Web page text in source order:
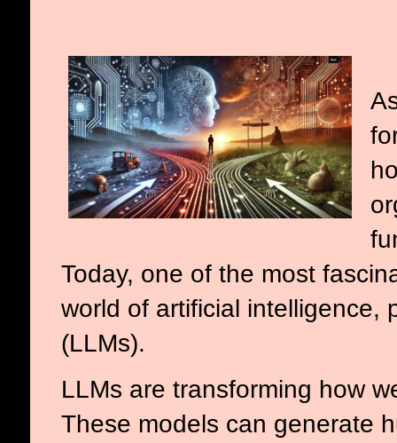
Today, one of the most
world of artificial intelligence,
(LLMs).
LLMs are transforming how
These models can generate